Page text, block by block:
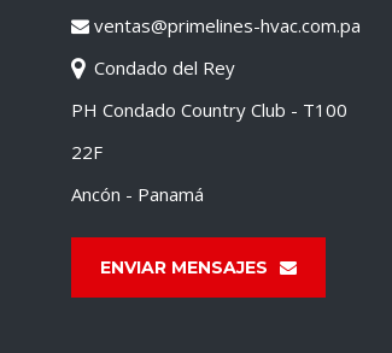
ventas@primelines-hvac.com.pa
Condado del Rey
PH Condado Country Club - T100
22F
Ancón - Panamá
ENVIAR MENSAJES